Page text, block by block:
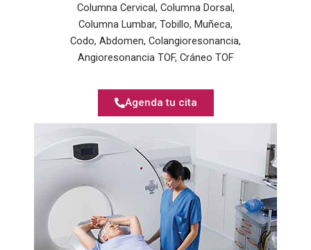
Columna Cervical, Columna Dorsal,
Columna Lumbar, Tobillo, Muñeca,
Codo, Abdomen, Colangioresonancia,
Angioresonancia TOF, Cráneo TOF
Agenda tu cita